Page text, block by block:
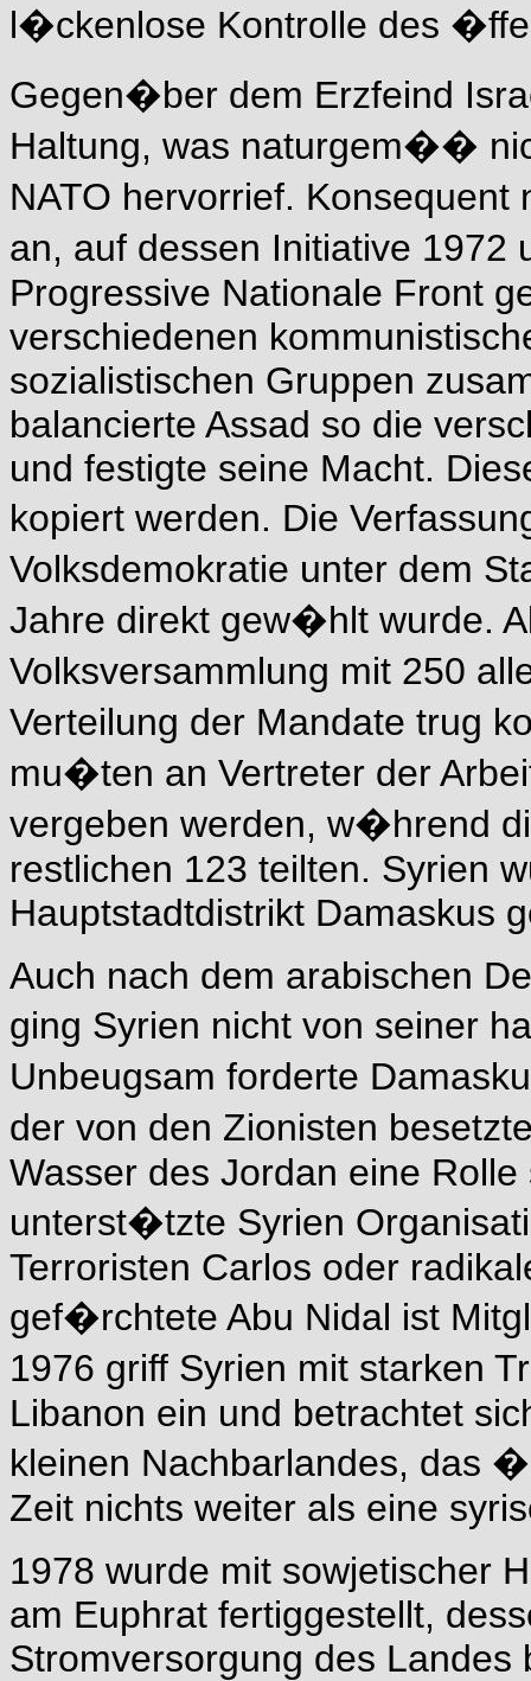
l�ckenlose Kontrolle des
Gegen�ber dem Erzfeind
Haltung, was naturgem��
NATO hervorrief.
an, auf dessen Initiative
Progressive Nationale Front
verschiedenen
sozialistischen Gruppen
balancierte Assad so die
und festigte seine Macht.
kopiert werden. Die
Volksdemokratie unter dem
Jahre direkt gew�hlt wurde.
Volksversammlung mit 250
Verteilung der Mandate trug
mu�ten an Vertreter der
vergeben werden, w�hrend
restlichen 123 teilten. Syrien
Hauptstadtdistrikt Damaskus
Auch nach dem arabischen
ging Syrien nicht von seiner
Unbeugsam forderte
der von den Zionisten
Wasser des Jordan eine
unterst�tzte Syrien
Terroristen Carlos oder
gef�rchtete Abu Nidal ist
1976 griff Syrien mit starken
Libanon ein und betrachtet
kleinen Nachbarlandes, das
Zeit nichts weiter als eine
1978 wurde mit sowjetischer
am Euphrat fertiggestellt,
Stromversorgung des